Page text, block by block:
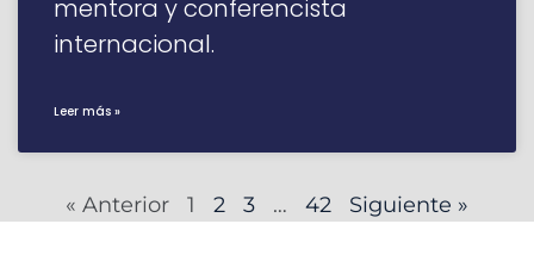
mentora y conferencista
internacional.
Leer más »
« Anterior 1 2 3 … 42 Siguiente »